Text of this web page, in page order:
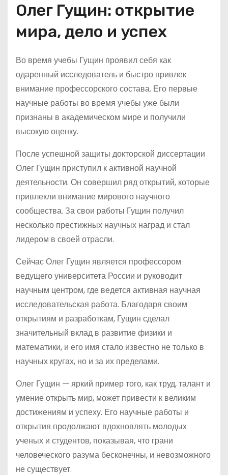
Олег Гущин: открытие
мира, дело и успех
Во время учебы Гущин проявил себя как
одаренный исследователь и быстро привлек
внимание профессорского состава. Его первые
научные работы во время учебы уже были
признаны в академическом мире и получили
высокую оценку.
После успешной защиты докторской диссертации
Олег Гущин приступил к активной научной
деятельности. Он совершил ряд открытий, которые
привлекли внимание мирового научного
сообщества. За свои работы Гущин получил
несколько престижных научных наград и стал
лидером в своей отрасли.
Сейчас Олег Гущин является профессором
ведущего университета России и руководит
научным центром, где ведется активная научная
исследовательская работа. Благодаря своим
открытиям и разработкам, Гущин сделал
значительный вклад в развитие физики и
математики, и его имя стало известно не только в
научных кругах, но и за их пределами.
Олег Гущин — яркий пример того, как труд, талант и
умение открыть мир, может привести к великим
достижениям и успеху. Его научные работы и
открытия продолжают вдохновлять молодых
ученых и студентов, показывая, что грани
человеческого разума бесконечны, и невозможного
не существует.